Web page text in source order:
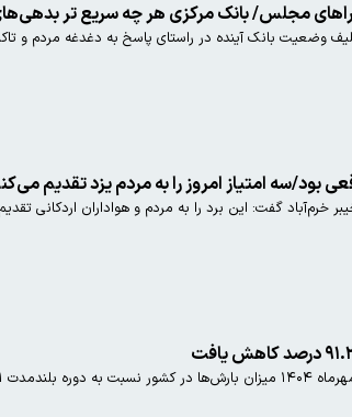
مجلس/ بانک مرکزی هر چه سریع تر
بانک آینده در راستای پاسخ به دغدغه مردم و
بود/سه امتیاز امروز را به مردم یزد تقدیم
خرم‌آباد گفت: این برد را به مردم و هواداران اردکانی